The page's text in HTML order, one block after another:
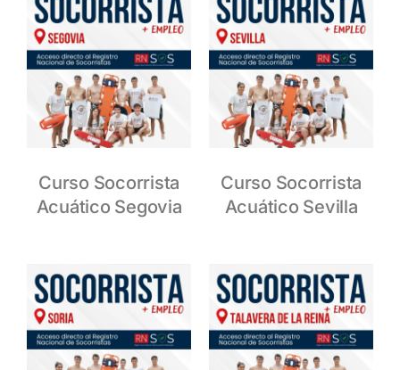
Curso Socorrista
Acuático Segovia
Curso Socorrista
Acuático Sevilla